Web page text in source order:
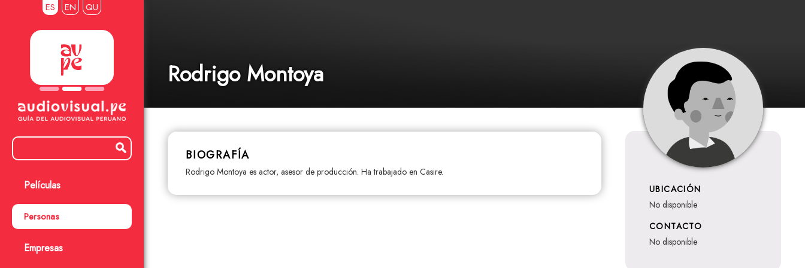
ES EN QU
Películas
Personas
Empresas
Rodrigo Montoya
BIOGRAFÍA
Rodrigo Montoya es actor, asesor de producción. Ha trabajado en Casire.
UBICACIÓN
no disponible
CONTACTO
no disponible